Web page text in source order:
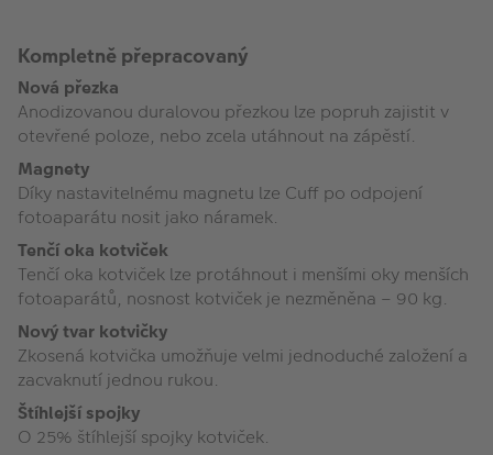
Kompletně přepracovaný
Nová přezka
Anodizovanou duralovou přezkou lze popruh zajistit v
otevřené poloze, nebo zcela utáhnout na zápěstí.
Magnety
Díky nastavitelnému magnetu lze Cuff po odpojení
fotoaparátu nosit jako náramek.
Tenčí oka kotviček
Tenčí oka kotviček lze protáhnout i menšími oky menších
fotoaparátů, nosnost kotviček je nezměněna – 90 kg.
Nový tvar kotvičky
Zkosená kotvička umožňuje velmi jednoduché založení a
zacvaknutí jednou rukou.
Štíhlejší spojky
O 25% štíhlejší spojky kotviček.